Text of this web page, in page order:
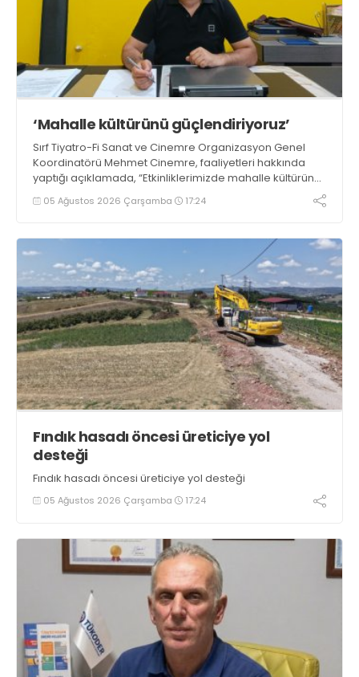
‘Mahalle kültürünü güçlendiriyoruz’
Sırf Tiyatro-Fi Sanat ve Cinemre Organizasyon Genel
Koordinatörü Mehmet Cinemre, faaliyetleri hakkında
yaptığı açıklamada, “Etkinliklerimizde mahalle kültürünü
ve birlik beraberlik duygusunu güçlendirmeyi
hedefliyoruz” dedi
05 Ağustos 2026 Çarşamba 17:24
Fındık hasadı öncesi üreticiye yol
desteği
Fındık hasadı öncesi üreticiye yol desteği
05 Ağustos 2026 Çarşamba 17:24